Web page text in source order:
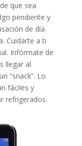
que sea
pendiente y
de día
Cuidarte a ti
Infórmate de
llegar al
“snack”. Lo
fáciles y
refrigerados.